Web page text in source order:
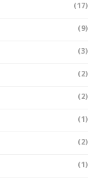
(17)
(9)
(3)
(2)
(2)
(1)
(2)
(1)